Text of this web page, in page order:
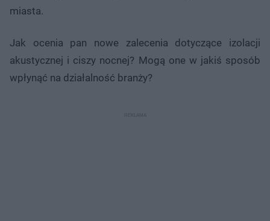
miasta.
Jak ocenia pan nowe zalecenia dotyczące izolacji
akustycznej i ciszy nocnej? Mogą one w jakiś sposób
wpłynąć na działalność branży?